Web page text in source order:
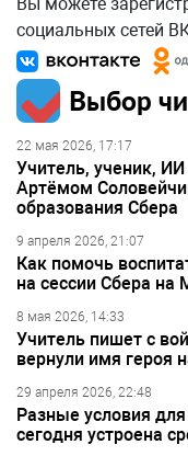
социальных сетей
Выбор
22 мая 2026, 17:17
Учитель, ученик,
Артёмом
образования Сбера
9 апреля 2026, 21:07
Как помочь
на сессии Сбера
8 мая 2026, 14:33
Учитель пишет с
вернули имя героя
29 апреля 2026, 22:48
Разные условия
сегодня устроена